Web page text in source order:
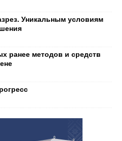
Уникальным условиям
ранее методов и средств